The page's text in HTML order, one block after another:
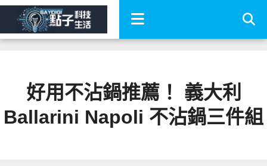
好用不沾鍋推薦！ 義大利
Ballarini Napoli 不沾鍋三件組